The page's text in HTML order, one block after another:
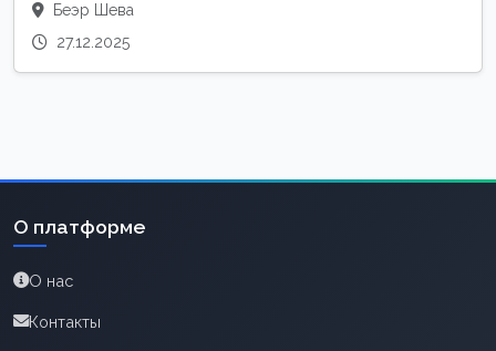
Беэр Шева
27.12.2025
О платформе
О нас
Контакты